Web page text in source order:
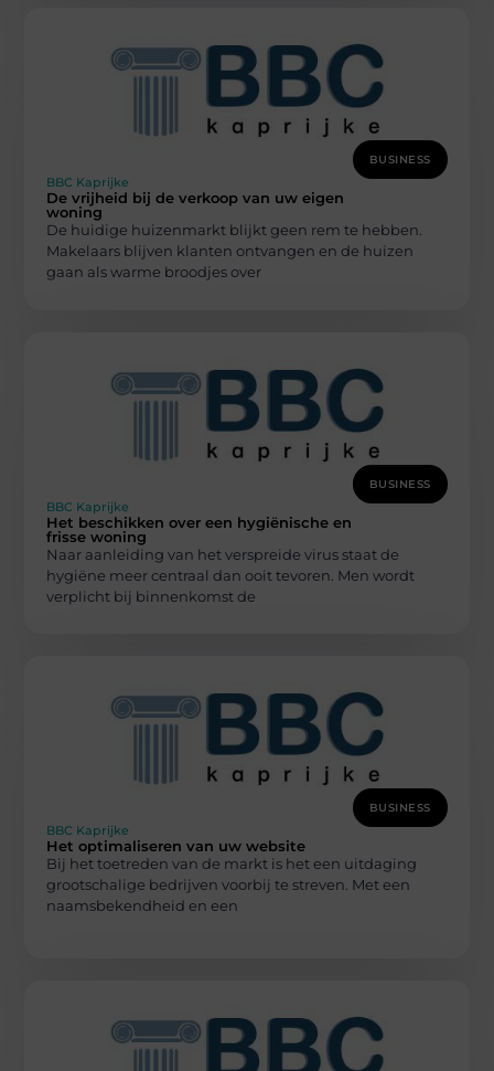
BUSINESS
BBC Kaprijke
De vrijheid bij de verkoop van uw eigen
woning
De huidige huizenmarkt blijkt geen rem te hebben.
Makelaars blijven klanten ontvangen en de huizen
gaan als warme broodjes over
BUSINESS
BBC Kaprijke
Het beschikken over een hygiënische en
frisse woning
Naar aanleiding van het verspreide virus staat de
hygiëne meer centraal dan ooit tevoren. Men wordt
verplicht bij binnenkomst de
BUSINESS
BBC Kaprijke
Het optimaliseren van uw website
Bij het toetreden van de markt is het een uitdaging
grootschalige bedrijven voorbij te streven. Met een
naamsbekendheid en een